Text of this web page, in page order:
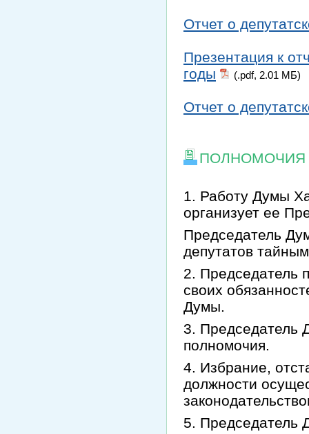
Отчет о
Презентация к
годы
(.pdf, 2.01 МБ)
Отчет о
ПОЛНОМОЧИЯ
1. Работу Думы
организует ее
Председатель
депутатов
2. Председатель
своих
Думы.
3. Председатель
полномочия.
4. Избрание,
должности
5. Председатель